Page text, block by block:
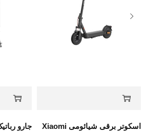
اسکوتر برقی شیائومی Xiaomi